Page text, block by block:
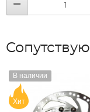
В наличии
Хит